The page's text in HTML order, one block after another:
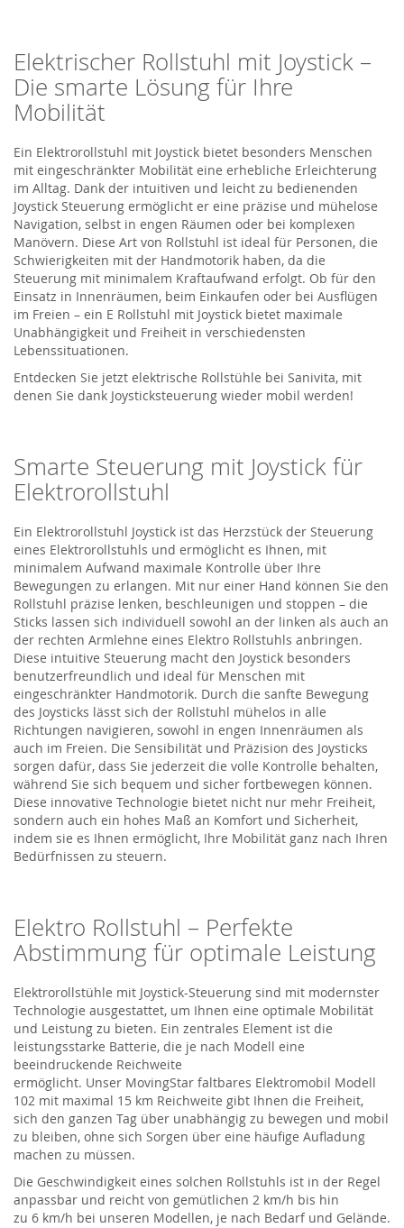
Elektrischer Rollstuhl mit Joystick –
Die smarte Lösung für Ihre
Mobilität
Ein Elektrorollstuhl mit Joystick bietet besonders Menschen
mit eingeschränkter Mobilität eine erhebliche Erleichterung
im Alltag. Dank der intuitiven und leicht zu bedienenden
Joystick Steuerung ermöglicht er eine präzise und mühelose
Navigation, selbst in engen Räumen oder bei komplexen
Manövern. Diese Art von Rollstuhl ist ideal für Personen, die
Schwierigkeiten mit der Handmotorik haben, da die
Steuerung mit minimalem Kraftaufwand erfolgt. Ob für den
Einsatz in Innenräumen, beim Einkaufen oder bei Ausflügen
im Freien – ein E Rollstuhl mit Joystick bietet maximale
Unabhängigkeit und Freiheit in verschiedensten
Lebenssituationen.
Entdecken Sie jetzt elektrische Rollstühle bei Sanivita, mit
denen Sie dank Joysticksteuerung wieder mobil werden!
Smarte Steuerung mit Joystick für
Elektrorollstuhl
Ein Elektrorollstuhl Joystick ist das Herzstück der Steuerung
eines Elektrorollstuhls und ermöglicht es Ihnen, mit
minimalem Aufwand maximale Kontrolle über Ihre
Bewegungen zu erlangen. Mit nur einer Hand können Sie den
Rollstuhl präzise lenken, beschleunigen und stoppen – die
Sticks lassen sich individuell sowohl an der linken als auch an
der rechten Armlehne eines Elektro Rollstuhls anbringen.
Diese intuitive Steuerung macht den Joystick besonders
benutzerfreundlich und ideal für Menschen mit
eingeschränkter Handmotorik. Durch die sanfte Bewegung
des Joysticks lässt sich der Rollstuhl mühelos in alle
Richtungen navigieren, sowohl in engen Innenräumen als
auch im Freien. Die Sensibilität und Präzision des Joysticks
sorgen dafür, dass Sie jederzeit die volle Kontrolle behalten,
während Sie sich bequem und sicher fortbewegen können.
Diese innovative Technologie bietet nicht nur mehr Freiheit,
sondern auch ein hohes Maß an Komfort und Sicherheit,
indem sie es Ihnen ermöglicht, Ihre Mobilität ganz nach Ihren
Bedürfnissen zu steuern.
Elektro Rollstuhl – Perfekte
Abstimmung für optimale Leistung
Elektrorollstühle mit Joystick-Steuerung sind mit modernster
Technologie ausgestattet, um Ihnen eine optimale Mobilität
und Leistung zu bieten. Ein zentrales Element ist die
leistungsstarke Batterie, die je nach Modell eine
beeindruckende Reichweite
ermöglicht. Unser MovingStar faltbares Elektromobil Modell
102 mit maximal 15 km Reichweite gibt Ihnen die Freiheit,
sich den ganzen Tag über unabhängig zu bewegen und mobil
zu bleiben, ohne sich Sorgen über eine häufige Aufladung
machen zu müssen.
Die Geschwindigkeit eines solchen Rollstuhls ist in der Regel
anpassbar und reicht von gemütlichen 2 km/h bis hin
zu 6 km/h bei unseren Modellen, je nach Bedarf und Gelände.